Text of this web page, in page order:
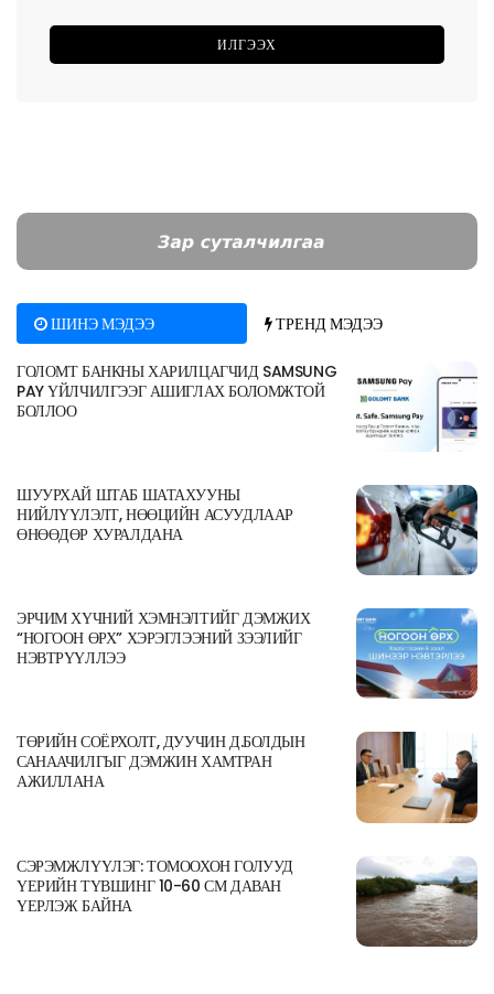
ШИНЭ МЭДЭЭ ТРЕНД МЭДЭЭ
ГОЛОМТ БАНКНЫ ХАРИЛЦАГЧИД SAMSUNG
PAY ҮЙЛЧИЛГЭЭГ АШИГЛАХ БОЛОМЖТОЙ
БОЛЛОО
ШУУРХАЙ ШТАБ ШАТАХУУНЫ
НИЙЛҮҮЛЭЛТ, НӨӨЦИЙН АСУУДЛААР
ӨНӨӨДӨР ХУРАЛДАНА
ЭРЧИМ ХҮЧНИЙ ХЭМНЭЛТИЙГ ДЭМЖИХ
“НОГООН ӨРХ” ХЭРЭГЛЭЭНИЙ ЗЭЭЛИЙГ
НЭВТРҮҮЛЛЭЭ
ТӨРИЙН СОЁРХОЛТ, ДУУЧИН Д.БОЛДЫН
САНААЧИЛГЫГ ДЭМЖИН ХАМТРАН
АЖИЛЛАНА
СЭРЭМЖЛҮҮЛЭГ: ТОМООХОН ГОЛУУД
ҮЕРИЙН ТҮВШИНГ 10-60 СМ ДАВАН
ҮЕРЛЭЖ БАЙНА